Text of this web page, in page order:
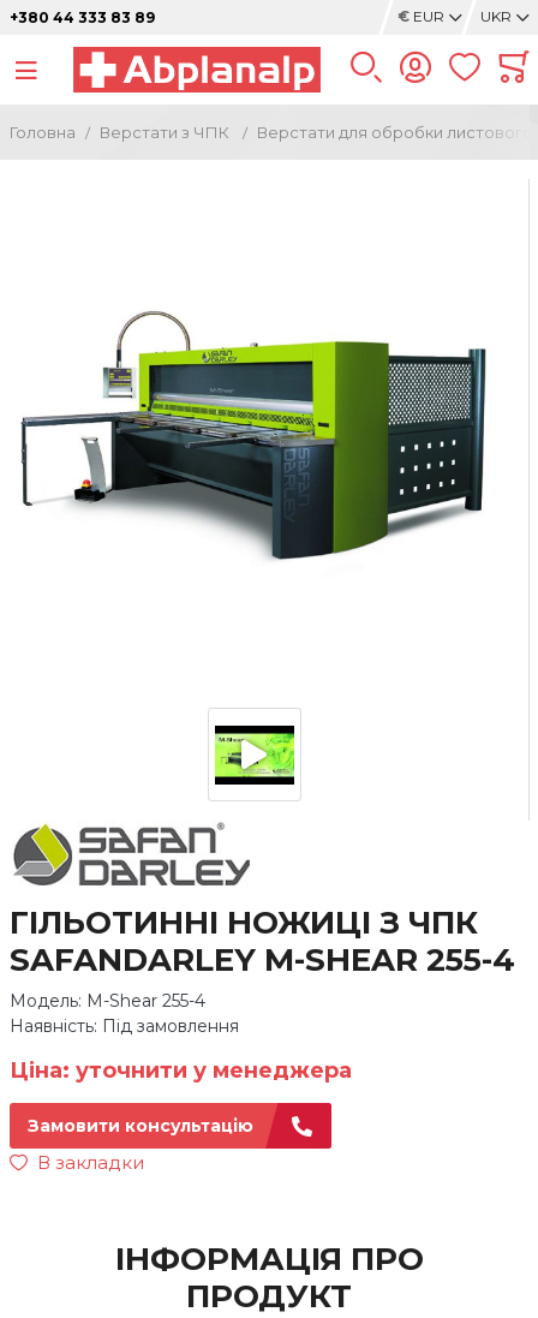
+380 44 333 83 89 € EUR UKR
Головна Верстати з ЧПК Верстати для обробки
ГІЛЬОТИННІ НОЖИЦІ З ЧПК
SAFANDARLEY M-SHEAR 255-4
Модель: M-Shear 255-4
Наявність: Під замовлення
Ціна: уточнити у менеджера
Замовити консультацію
В закладки
ІНФОРМАЦІЯ ПРО
ПРОДУКТ